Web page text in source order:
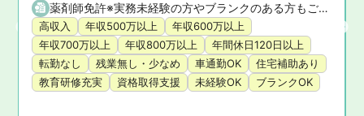
薬剤師免許※実務未経験の方やブランクのある方もご相談ください。
高収入 年収500万以上
年収600万以上
年収700万以上
年収800万以上
年間休日120日以上
転勤なし
残業無し・少なめ 車通勤OK
住宅補助あり
教育研修充実
資格取得支援 未経験OK ブランクOK